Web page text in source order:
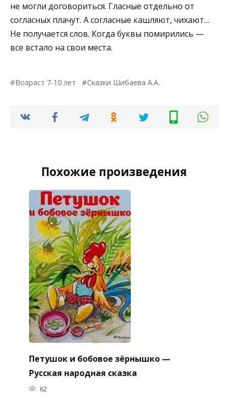
не могли договориться. Гласные отдельно от
согласных плачут. А согласные кашляют, чихают…
Не получается слов. Когда буквы помирились —
все встало на свои места.
Возраст 7-10 лет Сказки Шибаева А.А.
Похожие произведения
Петушок и бобовое зёрнышко —
Русская народная сказка
62